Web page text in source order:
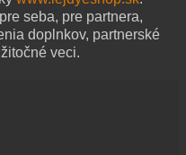
seba, pre partnera,
doplnkov, partnerské
veci.